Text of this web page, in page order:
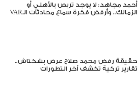
أحمد مجاهد: لا يوجد تربص بالأهلي أو
الزمالك.. وأرفض فكرة سماع محادثات الـVAR
حقيقة رفض محمد صلاح عرض بشكتاش..
تقارير تركية تكشف آخر التطورات